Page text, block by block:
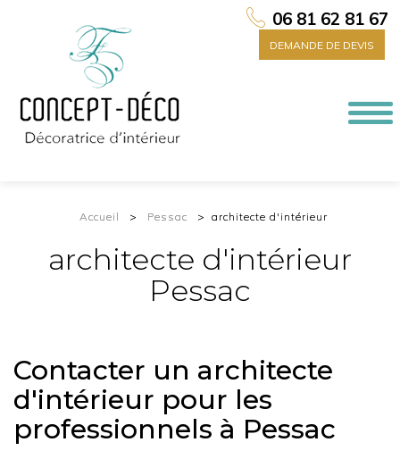
06 81 62 81 67
DEMANDE DE DEVIS
Accueil Pessac architecte d'intérieur
architecte d'intérieur
Pessac
Contacter un architecte
d'intérieur pour les
professionnels à Pessac